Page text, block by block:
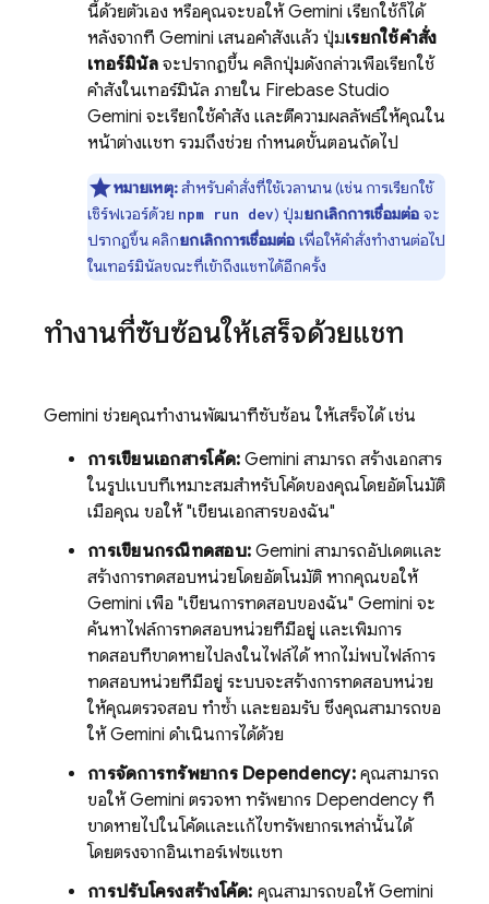
นี้ด้วยตัวเอง หรือคุณจะขอให้ Gemini เรียกใช้ก็ได้
หลังจากที่ Gemini เสนอคำสั่งแล้ว ปุ่มเรียกใช้คำสั่ง
เทอร์มินัลจะปรากฏขึ้น คลิกปุ่มดังกล่าวเพื่อเรียกใช้
คำสั่งในเทอร์มินัล ภายใน Firebase Studio
Gemini จะเรียกใช้คำสั่ง และตีความผลลัพธ์ให้คุณใน
หน้าต่างแชท รวมถึงช่วย กำหนดขั้นตอนถัดไป
หมายเหตุ:สำหรับคำสั่งที่ใช้เวลานาน (เช่น การเรียกใช้
เซิร์ฟเวอร์ด้วย npm run dev) ปุ่มยกเลิกการเชื่อมต่อ จะ
ปรากฏขึ้น คลิกยกเลิกการเชื่อมต่อ เพื่อให้คำสั่งทำงานต่อไป
ในเทอร์มินัลขณะที่เข้าถึงแชทได้อีกครั้ง
ทำงานที่ซับซ้อนให้เสร็จด้วยแชท
Gemini ช่วยคุณทำงานพัฒนาที่ซับซ้อน ให้เสร็จได้ เช่น
การเขียนเอกสารโค้ด: Gemini สามารถ สร้างเอกสาร
ในรูปแบบที่เหมาะสมสำหรับโค้ดของคุณโดยอัตโนมัติ
เมื่อคุณ ขอให้ "เขียนเอกสารของฉัน"
การเขียนกรณีทดสอบ: Gemini สามารถอัปเดตและ
สร้างการทดสอบหน่วยโดยอัตโนมัติ หากคุณขอให้
Gemini เพื่อ "เขียนการทดสอบของฉัน" Gemini จะ
ค้นหาไฟล์การทดสอบหน่วยที่มีอยู่ และเพิ่มการ
ทดสอบที่ขาดหายไปลงในไฟล์ได้ หากไม่พบไฟล์การ
ทดสอบหน่วยที่มีอยู่ ระบบจะสร้างการทดสอบหน่วย
ให้คุณตรวจสอบ ทำซ้ำ และยอมรับ ซึ่งคุณสามารถขอ
ให้ Gemini ดำเนินการได้ด้วย
การจัดการทรัพยากร Dependency:คุณสามารถ
ขอให้ Gemini ตรวจหา ทรัพยากร Dependency ที่
ขาดหายไปในโค้ดและแก้ไขทรัพยากรเหล่านั้นได้
โดยตรงจากอินเทอร์เฟซแชท
การปรับโครงสร้างโค้ด: คุณสามารถขอให้ Gemini